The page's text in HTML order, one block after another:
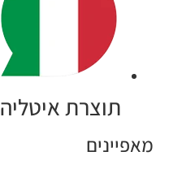
תוצרת איטליה
מאפיינים